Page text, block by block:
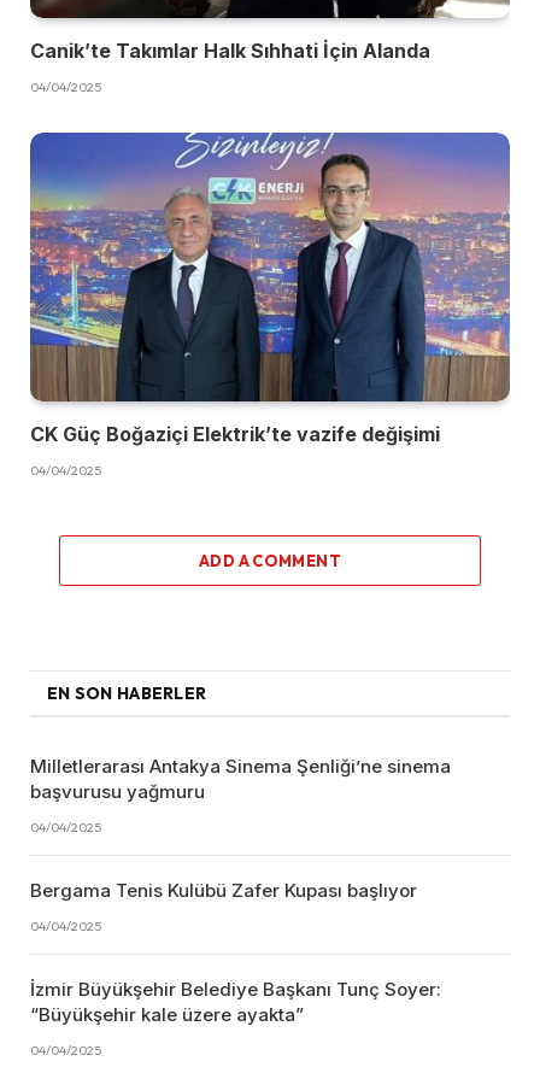
Canik’te Takımlar Halk Sıhhati İçin Alanda
04/04/2025
CK Güç Boğaziçi Elektrik’te vazife değişimi
04/04/2025
ADD A COMMENT
EN SON HABERLER
Milletlerarası Antakya Sinema Şenliği’ne sinema
başvurusu yağmuru
04/04/2025
Bergama Tenis Kulübü Zafer Kupası başlıyor
04/04/2025
İzmir Büyükşehir Belediye Başkanı Tunç Soyer:
“Büyükşehir kale üzere ayakta”
04/04/2025